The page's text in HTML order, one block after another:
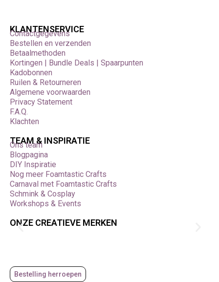
KLANTENSERVICE
Contactgegevens
Bestellen en verzenden
Betaalmethoden
Kortingen | Bundle Deals | Spaarpunten
Kadobonnen
Ruilen & Retourneren
Algemene voorwaarden
Privacy Statement
F.A.Q.
Klachten
TEAM & INSPIRATIE
Ons team
Blogpagina
DIY Inspiratie
Nog meer Foamtastic Crafts
Carnaval met Foamtastic Crafts
Schmink & Cosplay
Workshops & Events
ONZE CREATIEVE MERKEN
Bestelling herroepen